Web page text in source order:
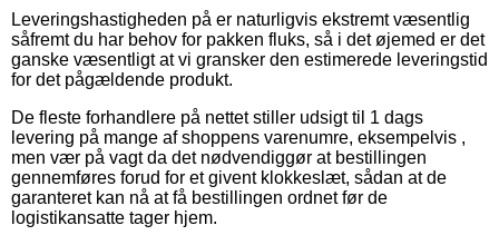
Leveringshastigheden på er naturligvis ekstremt væsentlig
såfremt du har behov for pakken fluks, så i det øjemed er det
ganske væsentligt at vi gransker den estimerede leveringstid
for det pågældende produkt.
De fleste forhandlere på nettet stiller udsigt til 1 dags
levering på mange af shoppens varenumre, eksempelvis ,
men vær på vagt da det nødvendiggør at bestillingen
gennemføres forud for et givent klokkeslæt, sådan at de
garanteret kan nå at få bestillingen ordnet før de
logistikansatte tager hjem.